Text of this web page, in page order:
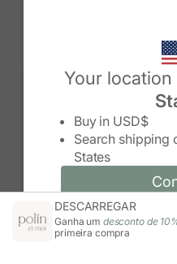
Your location
Buy in USD$
Search shipping
States
Change country/
Change
DESCARREGAR
Ganha um desconto de
primeira compra